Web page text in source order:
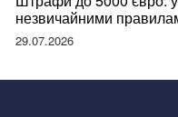
незвичайними
правдою
29.07.2026